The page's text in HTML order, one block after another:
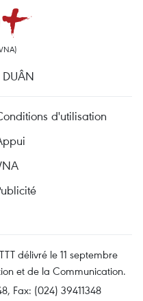
d'utilisation
délivré le 11 septembre
et de la Communication.
Fax: (024) 39411348